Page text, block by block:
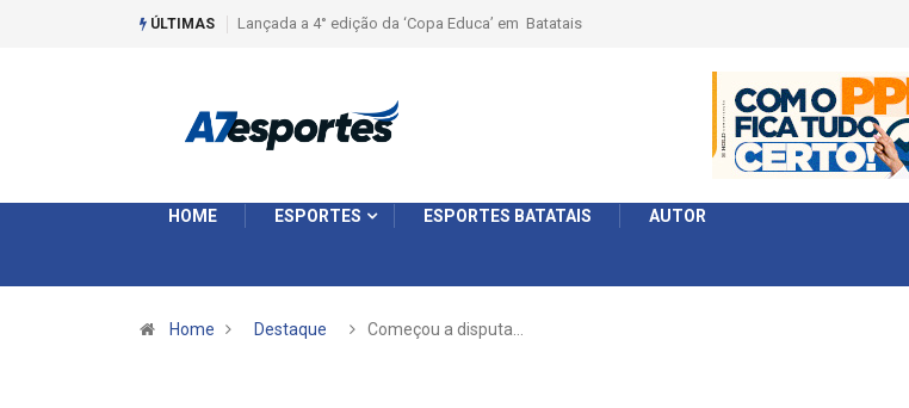
ÚLTIMAS Liga 2026: Equipes rompem com a LABE na Série Ouro e entidade define a 2° fase, times e formato
HOME ESPORTES ESPORTES BATATAIS AUTOR
Home Destaque Começou a disputa…